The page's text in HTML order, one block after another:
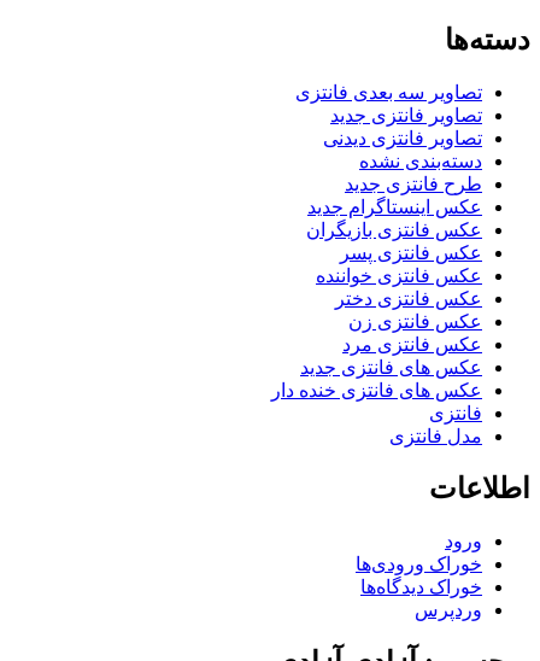
دسته‌ها
تصاویر سه بعدی فانتزی
تصاویر فانتزی جدید
تصاویر فانتزی دیدنی
دسته‌بندی نشده
طرح فانتزی جدید
عکس اینستاگرام جدید
عکس فانتزی بازیگران
عکس فانتزی پسر
عکس فانتزی خواننده
عکس فانتزی دختر
عکس فانتزی زن
عکس فانتزی مرد
عکس های فانتزی جدید
عکس های فانتزی خنده دار
فانتزی
مدل فانتزی
اطلاعات
ورود
خوراک ورودی‌ها
خوراک دیدگاه‌ها
وردپرس